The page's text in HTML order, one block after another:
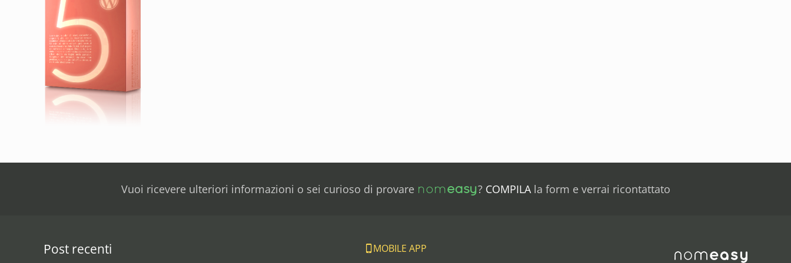
Vuoi ricevere ulteriori informazioni o sei curioso di provare nomeasy? COMPILAla form e verrai ricontattato
Post recenti MOBILE APP